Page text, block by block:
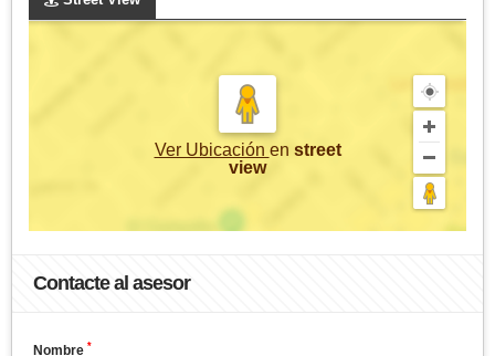
Ver Ubicación en street
view
Contacte al asesor
Nombre *